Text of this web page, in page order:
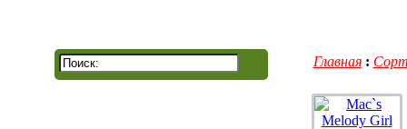
Главная: